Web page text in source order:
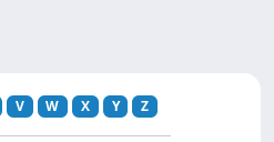
V W X Y Z